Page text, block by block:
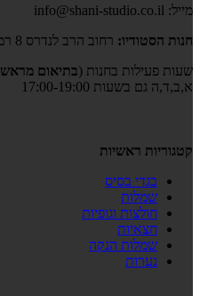
מייל: info@shani-studio.co.il
חנות הסטודיו: רחוב הרב לנדרס 8 רמת גן
שעות פעילות בחנות (בתיאום מראש
א,ב,ד,ה גם בשעות 17:00-19:00
קטגוריות ראשיות
בגדי בסיס
שמלות
חולצות וגופיות
חצאיות
שמלות הנקה
נערות